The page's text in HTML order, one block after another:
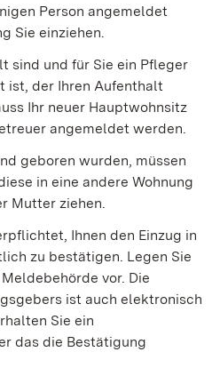
Person angemeldet
Sie einziehen.
sind und für Sie ein Pfleger
ist, der Ihren Aufenthalt
Ihr neuer Hauptwohnsitz
angemeldet werden.
geboren wurden, müssen
in eine andere Wohnung
Mutter ziehen.
Ihnen den Einzug in
zu bestätigen. Legen Sie
vor. Die
ist auch elektronisch
Sie ein
das die Bestätigung